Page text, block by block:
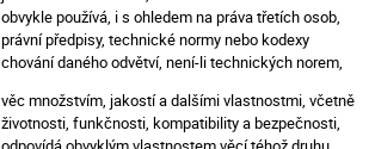
obvykle používá, i s ohledem na práva třetích osob,
právní předpisy, technické normy nebo kodexy
chování daného odvětví, není-li technických norem,
věc množstvím, jakostí a dalšími vlastnostmi, včetně
životnosti, funkčnosti, kompatibility a bezpečnosti,